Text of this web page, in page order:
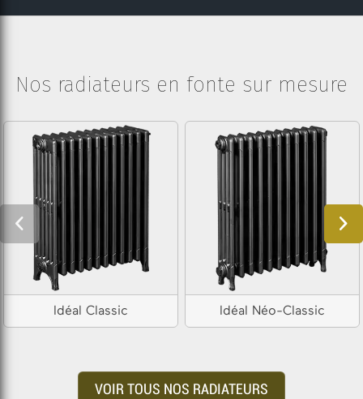
Nos radiateurs en fonte sur mesure
Idéal Classic Idéal Néo-Classic
VOIR TOUS NOS RADIATEURS